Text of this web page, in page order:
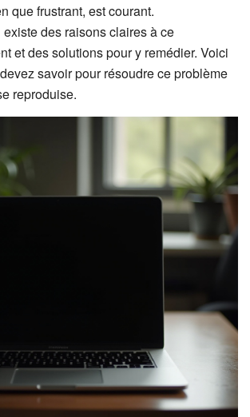
que frustrant, est courant.
des raisons claires à ce
et des solutions pour y remédier. Voici
savoir pour résoudre ce problème
reproduise.